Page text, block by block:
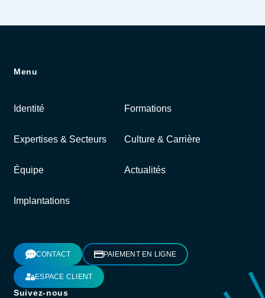
Menu
Identité Formations
Expertises & Secteurs Culture & Carrière
Équipe Actualités
Implantations
CONTACT PAIEMENT EN LIGNE
ESPACE CLIENT
Suivez-nous